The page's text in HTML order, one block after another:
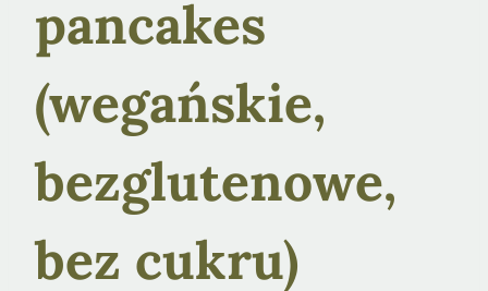
pancakes
(wegańskie,
bezglutenowe,
bez cukru)